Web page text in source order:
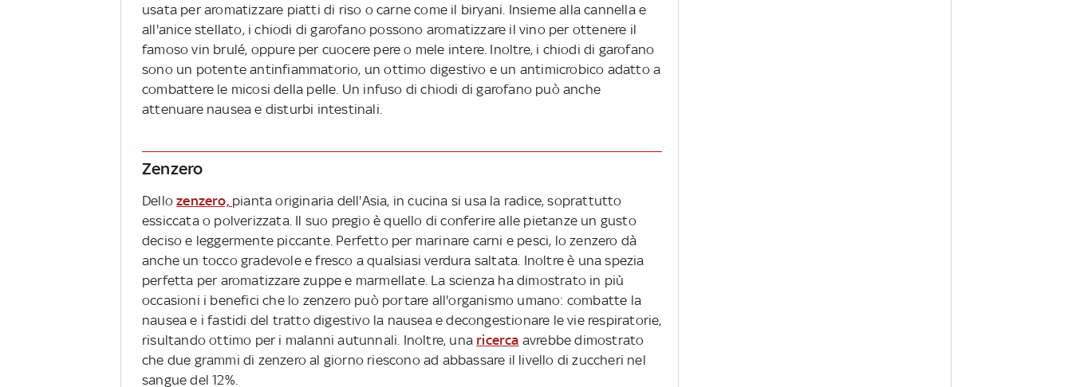
usata per aromatizzare piatti di riso o carne come il biryani. Insieme alla cannella e
all'anice stellato, i chiodi di garofano possono aromatizzare il vino per ottenere il
famoso vin brulé, oppure per cuocere pere o mele intere. Inoltre, i chiodi di garofano
sono un potente antinfiammatorio, un ottimo digestivo e un antimicrobico adatto a
combattere le micosi della pelle. Un infuso di chiodi di garofano può anche
attenuare nausea e disturbi intestinali.
Zenzero
Dellozenzero, pianta originaria dell'Asia, in cucina si usa la radice, soprattutto
essiccata o polverizzata. Il suo pregio è quello di conferire alle pietanze un gusto
deciso e leggermente piccante. Perfetto per marinare carni e pesci, lo zenzero dà
anche un tocco gradevole e fresco a qualsiasi verdura saltata. Inoltre è una spezia
perfetta per aromatizzare zuppe e marmellate. La scienza ha dimostrato in più
occasioni i benefici che lo zenzero può portare all'organismo umano: combatte la
nausea e i fastidi del tratto digestivo la nausea e decongestionare le vie respiratorie,
risultando ottimo per i malanni autunnali. Inoltre, una ricerca avrebbe dimostrato
che due grammi di zenzero al giorno riescono ad abbassare il livello di zuccheri nel
sangue del 12%.